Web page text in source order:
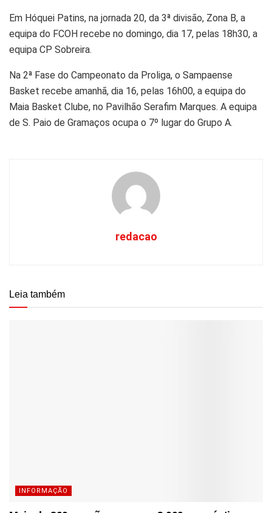
Em Hóquei Patins, na jornada 20, da 3ª divisão, Zona B, a
equipa do FCOH recebe no domingo, dia 17, pelas 18h30, a
equipa CP Sobreira.
Na 2ª Fase do Campeonato da Proliga, o Sampaense
Basket recebe amanhã, dia 16, pelas 16h00, a equipa do
Maia Basket Clube, no Pavilhão Serafim Marques. A equipa
de S. Paio de Gramaços ocupa o 7º lugar do Grupo A.
redacao
Leia também
INFORMAÇÃO